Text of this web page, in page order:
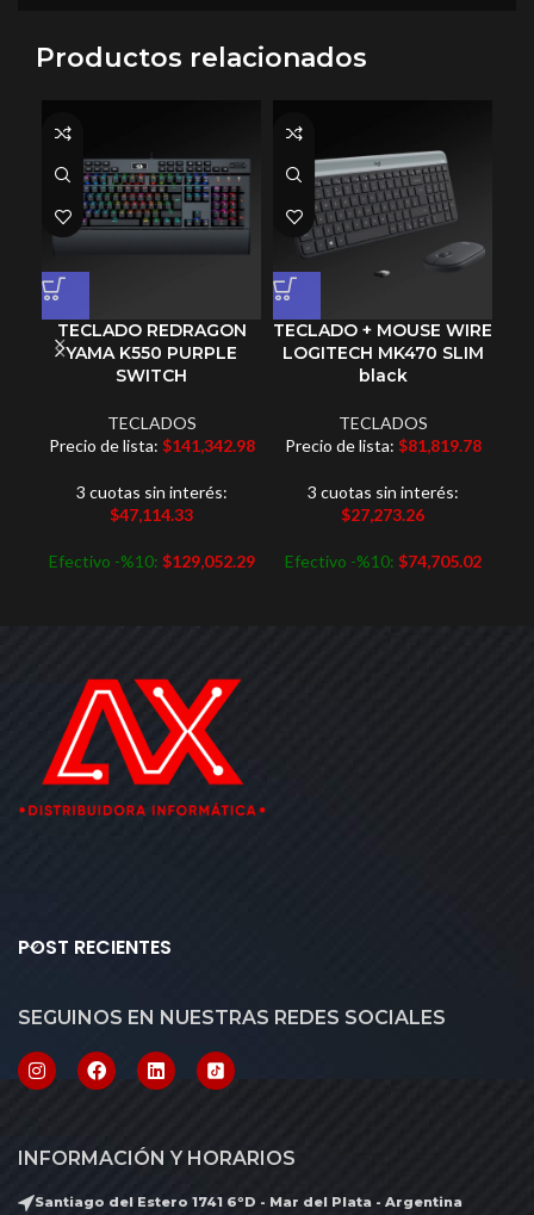
Productos relacionados
TECLADO REDRAGON
YAMA K550 PURPLE
SWITCH
TECLADOS
Precio de lista: $141,342.98
3 cuotas sin interés:
$47,114.33
Efectivo -%10: $129,052.29
TECLADO + MOUSE WIRE
LOGITECH MK470 SLIM
black
TECLADOS
Precio de lista: $81,819.78
3 cuotas sin interés:
$27,273.26
Efectivo -%10: $74,705.02
POST RECIENTES
SEGUINOS EN NUESTRAS REDES SOCIALES
INFORMACIÓN Y HORARIOS
Santiago del Estero 1741 6ºD - Mar del Plata - Argentina